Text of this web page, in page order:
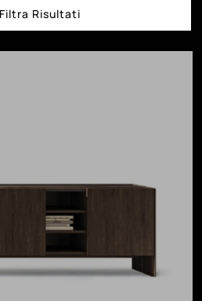
Filtra Risultati